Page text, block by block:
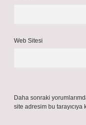
Web Sitesi
Daha sonraki
site adresim bu tarayıcıya